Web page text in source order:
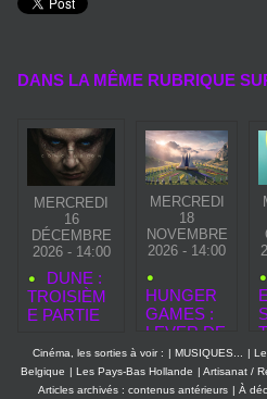
DANS LA MÊME RUBRIQUE
MERCREDI
16
DÉCEMBRE
2026 - 14:00
DUNE :
TROISIÈM
E PARTIE
MERCREDI
18
NOVEMBRE
2026 - 14:00
HUNGER
GAMES :
LEVER DE
SOLEIL
SUR LA
MOISSON
:
Cinéma, les sorties à voir : | MUSIQUES... |
Belgique | Les Pays-Bas Hollande | Artisanat /
Articles archivés : contenus antérieurs | À